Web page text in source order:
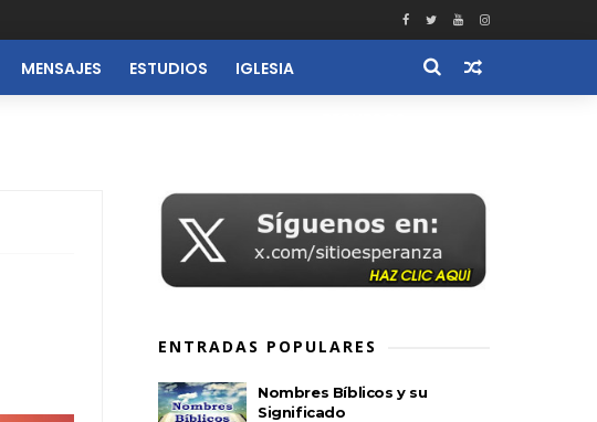
MENSAJES ESTUDIOS IGLESIA
ENTRADAS POPULARES
Nombres Bíblicos y su
Significado